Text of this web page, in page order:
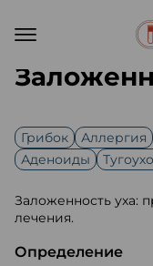
Грибок Аллергия
Аденоиды
Заложенность уха:
лечения.
Определение